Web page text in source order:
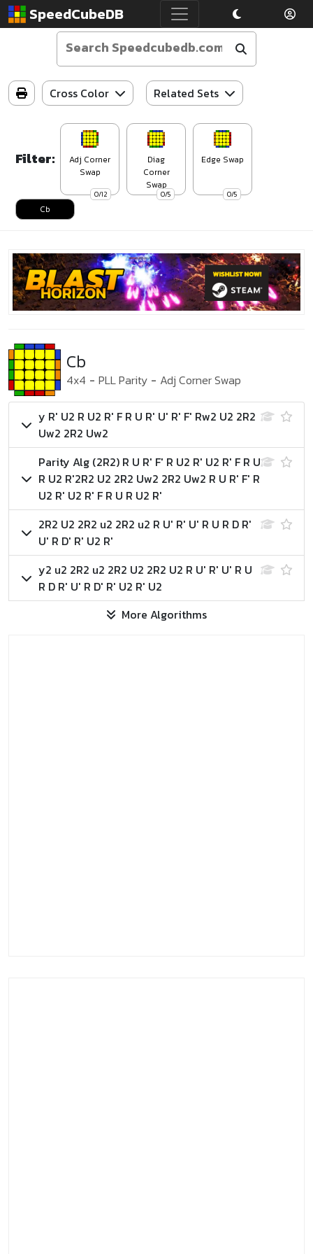
SpeedCubeDB
Cross Color Related Sets
Filter:
0/12
Adj Corner
Swap
0/5
Diag
Corner
Swap
0/5
Edge Swap
Cb
Cb
4x4 - PLL Parity - Adj Corner Swap
y R' U2 R U2 R' F R U R' U' R' F' Rw2 U2 2R2
Uw2 2R2 Uw2
Parity Alg (2R2) R U R' F' R U2 R' U2 R' F R U
R U2 R'2R2 U2 2R2 Uw2 2R2 Uw2 R U R' F' R
U2 R' U2 R' F R U R U2 R'
2R2 U2 2R2 u2 2R2 u2 R U' R' U' R U R D R'
U' R D' R' U2 R'
y2 u2 2R2 u2 2R2 U2 2R2 U2 R U' R' U' R U
R D R' U' R D' R' U2 R' U2
More Algorithms